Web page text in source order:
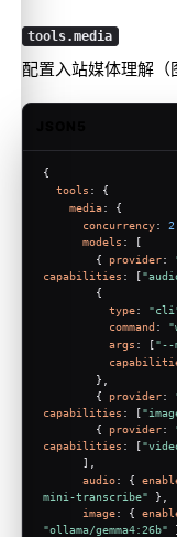
tools.media
配置入站媒体理解（
{
tools : {
media: {
concurrency: 2
models : [
        {
provider:
capabilities : [
        {
type:
command :
args : ["--
        },
        {
provider:
capabilities : [
        {
provider:
capabilities : [
      ],
audio: {
mini-transcribe" },
image: {
"ollama/gemma4:26b"